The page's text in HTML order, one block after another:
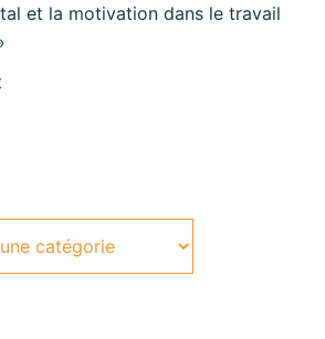
et la motivation dans le travail